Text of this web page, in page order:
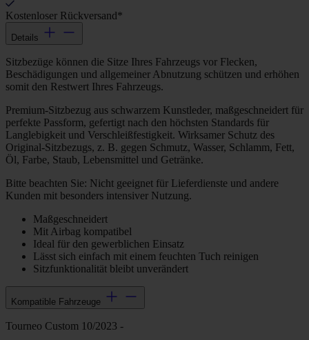
Kostenloser Rückversand*
Details
Sitzbezüge können die Sitze Ihres Fahrzeugs vor Flecken,
Beschädigungen und allgemeiner Abnutzung schützen und erhöhen
somit den Restwert Ihres Fahrzeugs.
Premium-Sitzbezug aus schwarzem Kunstleder, maßgeschneidert für
perfekte Passform, gefertigt nach den höchsten Standards für
Langlebigkeit und Verschleißfestigkeit. Wirksamer Schutz des
Original-Sitzbezugs, z. B. gegen Schmutz, Wasser, Schlamm, Fett,
Öl, Farbe, Staub, Lebensmittel und Getränke.
Bitte beachten Sie: Nicht geeignet für Lieferdienste und andere
Kunden mit besonders intensiver Nutzung.
Maßgeschneidert
Mit Airbag kompatibel
Ideal für den gewerblichen Einsatz
Lässt sich einfach mit einem feuchten Tuch reinigen
Sitzfunktionalität bleibt unverändert
Kompatible Fahrzeuge
Tourneo Custom 10/2023 -